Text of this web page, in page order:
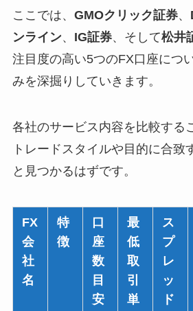
ここでは、 GMOクリック証券、
ンライン、 IG証券、そして松井
注目度の高い5つのFX口座につ
みを深掘りしていきます。
各社のサービス内容を比較する
トレードスタイルや目的に合致
と見つかるはずです。
FX
会
社
名
特
徴
口
座
数
目
安
最
低
取
引
単
ス
プ
レ
ッ
ド